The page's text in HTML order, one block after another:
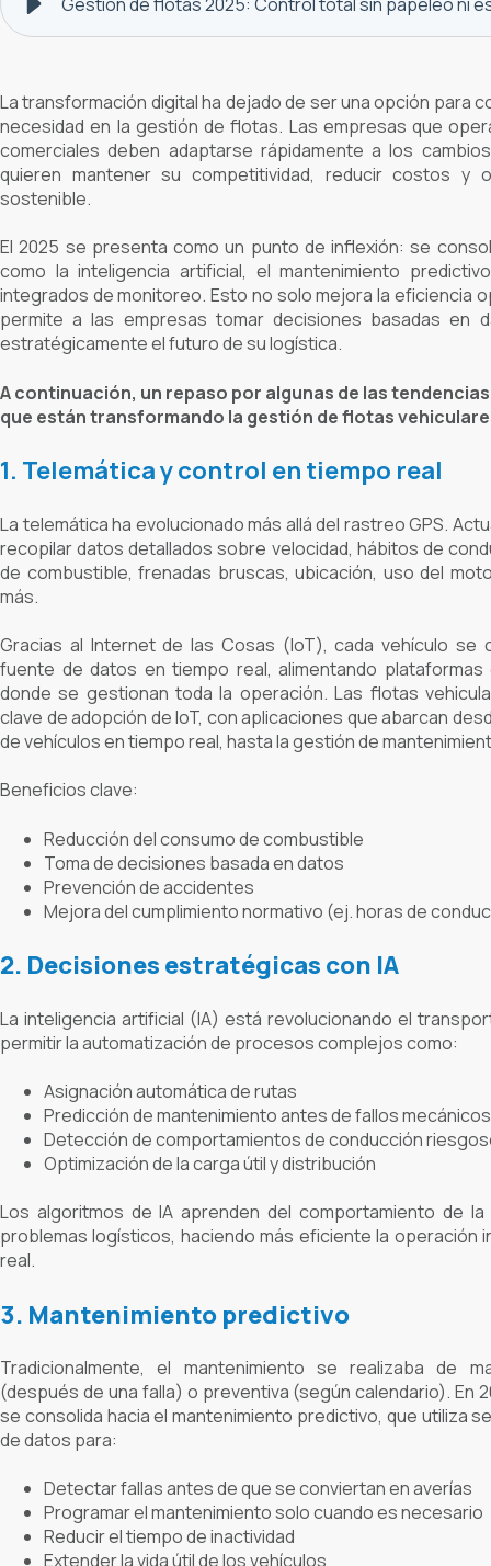
La transformación digital ha dejado de ser una opción para
necesidad en la gestión de flotas. Las empresas que
comerciales deben adaptarse rápidamente a los
quieren mantener su competitividad, reducir costos y
sostenible.
El 2025 se presenta como un punto de inflexión: se
como la inteligencia artificial, el mantenimiento
integrados de monitoreo. Esto no solo mejora la eficiencia
permite a las empresas tomar decisiones basadas en
estratégicamente el futuro de su logística.
A continuación, un repaso por algunas de las
que están transformando la gestión de flotas
1. Telemática y control en tiempo real
La telemática ha evolucionado más allá del rastreo GPS.
recopilar datos detallados sobre velocidad, hábitos de
de combustible, frenadas bruscas, ubicación, uso del
más.
Gracias al Internet de las Cosas (IoT), cada vehículo se
fuente de datos en tiempo real, alimentando
donde se gestionan toda la operación. Las flotas
clave de adopción de IoT, con aplicaciones que abarcan
de vehículos en tiempo real, hasta la gestión de
Beneficios clave:
Reducción del consumo de combustible
Toma de decisiones basada en datos
Prevención de accidentes
Mejora del cumplimiento normativo (ej. horas de
2. Decisiones estratégicas con IA
La inteligencia artificial (IA) está revolucionando el
permitir la automatización de procesos complejos como:
Asignación automática de rutas
Predicción de mantenimiento antes de fallos mecánicos
Detección de comportamientos de conducción
Optimización de la carga útil y distribución
Los algoritmos de IA aprenden del comportamiento de
problemas logísticos, haciendo más eficiente la operación
real.
3. Mantenimiento predictivo
Tradicionalmente, el mantenimiento se realizaba de
(después de una falla) o preventiva (según calendario). En
se consolida hacia el mantenimiento predictivo, que utiliza
de datos para:
Detectar fallas antes de que se conviertan en averías
Programar el mantenimiento solo cuando es necesario
Reducir el tiempo de inactividad
Extender la vida útil de los vehículos